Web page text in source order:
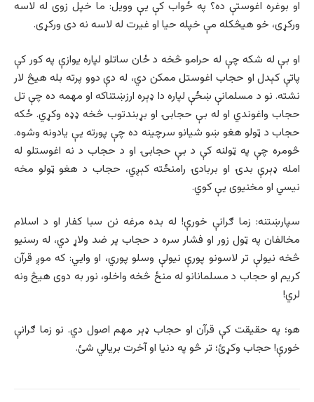
او بوغره اغوستې ده؟ په ځواب کې يې وويل: ما خپل زوى له لاسه
ورکړی، خو هيڅکله مې خپله حيا او غیرت له لاسه نه دی ورکړی.
او بې له شکه چې له حرامو څخه د ځان ساتلو لپاره يوازې په کور کې
پاتې کېدل او حجاب اغوستل ممکن دي، له دې دوو پرته بله هیڅ لار
نشته. نو د مسلمانې ښځې لپاره دا ډېره ارزښتناکه او مهمه ده چې تل
حجاب واغوندي او له بې حجابۍ او بړبندتوب څخه ډډه وکړي. ځکه
حجاب د ټولو هغو ښو شیانو سرچینه ده چې پورته یې یادونه وشوه.
څومره چې په ټولنه کې د بې حجابۍ او د حجاب د نه اغوستلو له
امله ډېرې بدۍ او بربادۍ رامنځته کېږي، حجاب د هغو ټولو مخه
نیسي او مخنیوی یې کوي.
سپارښتنه: زما ګرانې خورې! له بده مرغه نن سبا کفار او د اسلام
مخالفان په ټول زور او فشار سره د حجاب پر ضد ولاړ دي، له رسنیو
څخه نیولې تر لاسونو پورې نیولې وسلو پوري، او وايي: که موږ قرآن
کریم او حجاب د مسلمانانو له منځ څخه واخلو، نور به دوی هیڅ ونه
لري!
هو؛ په حقيقت کې قرآن او حجاب ډېر مهم اصول دي. نو زما ګرانې
خورې! حجاب وکړئ؛ تر څو په دنیا او آخرت بریالي شئ.